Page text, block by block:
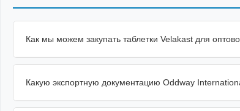
Как мы можем закупать таблетки Velakast для
Какую экспортную документацию Oddway